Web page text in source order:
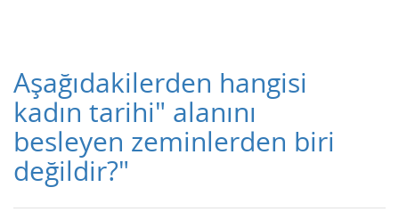
Aşağıdakilerden hangisi
kadın tarihi" alanını
besleyen zeminlerden biri
değildir?"